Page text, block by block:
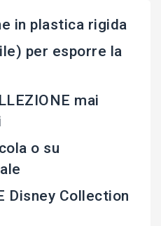
in plastica rigida
per esporre la
mai
o su
Disney Collection